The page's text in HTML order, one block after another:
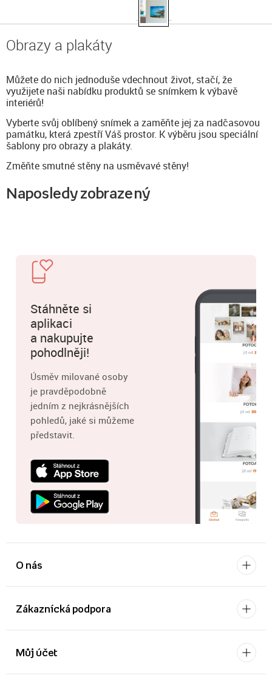
Obrazy a plakáty
Můžete do nich jednoduše vdechnout život, stačí, že
využijete naši nabídku produktů se snímkem k výbavě
interiérů!
Vyberte svůj oblíbený snímek a zaměňte jej za nadčasovou
památku, která zpestří Váš prostor. K výběru jsou speciální
šablony pro obrazy a plakáty.
Změňte smutné stěny na usměvavé stěny!
Naposledy zobrazený
Stáhněte si
aplikaci
a nakupujte
pohodlněji!
Úsměv milované osoby
je pravděpodobně
jedním z nejkrásnějších
pohledů, jaké si můžeme
představit.
O nás
Zákaznícká podpora
Můj účet